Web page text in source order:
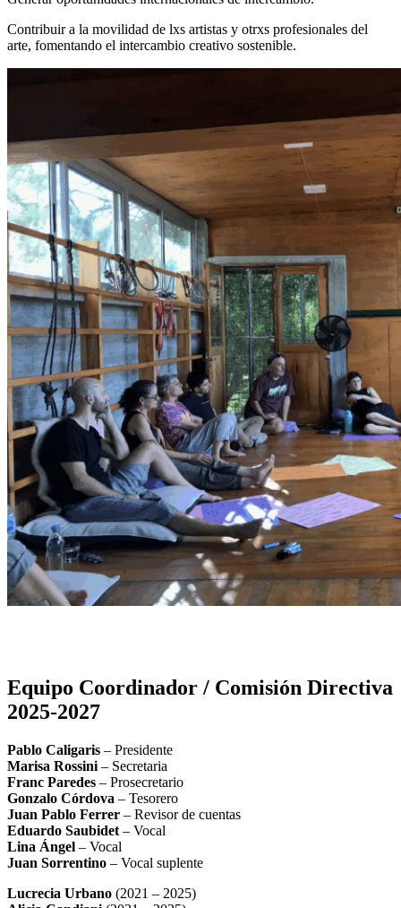
Contribuir a la movilidad de lxs artistas y otrxs profesionales del
arte, fomentando el intercambio creativo sostenible.
Equipo Coordinador / Comisión Directiva
2025-2027
Pablo Caligaris – Presidente
Marisa Rossini – Secretaria
Franc Paredes – Prosecretario
Gonzalo Córdova – Tesorero
Juan Pablo Ferrer – Revisor de cuentas
Eduardo Saubidet – Vocal
Lina Ángel – Vocal
Juan Sorrentino – Vocal suplente
Lucrecia Urbano (2021 – 2025)